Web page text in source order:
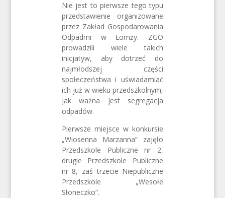
Nie jest to pierwsze tego typu
przedstawienie organizowane
przez Zakład Gospodarowania
Odpadmi w Łomży. ZGO
prowadzili wiele takich
inicjatyw, aby dotrzeć do
najmłodszej części
społeczeństwa i uświadamiać
ich już w wieku przedszkolnym,
jak ważna jest segregacja
odpadów.
Pierwsze miejsce w konkursie
„Wiosenna Marzanna” zajęło
Przedszkole Publiczne nr 2,
drugie Przedszkole Publiczne
nr 8, zaś trzecie Niepubliczne
Przedszkole „Wesołe
Słoneczko”.